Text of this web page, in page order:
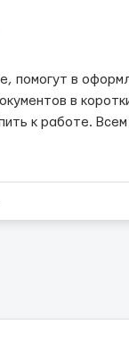
помогут в
в
к работе.